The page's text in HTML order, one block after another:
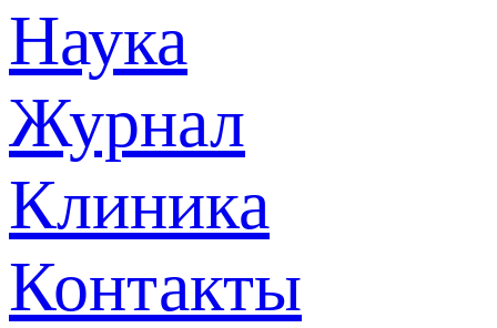
Наука
Журнал
Клиника
Контакты